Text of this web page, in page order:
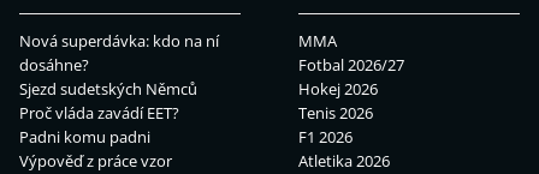
Nová superdávka: kdo na ní
dosáhne?
Sjezd sudetských Němců
Proč vláda zavádí EET?
Padni komu padni
Výpověď z práce vzor
MMA
Fotbal 2026/27
Hokej 2026
Tenis 2026
F1 2026
Atletika 2026